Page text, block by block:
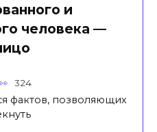
и
человека —
324
фактов, позволяющих